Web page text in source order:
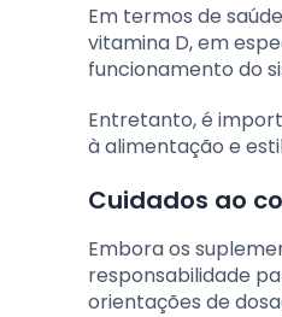
Em termos de
vitamina D, em
funcionamento do
Entretanto, é
à alimentação e
Cuidados ao
Embora os
responsabilidade
orientações de